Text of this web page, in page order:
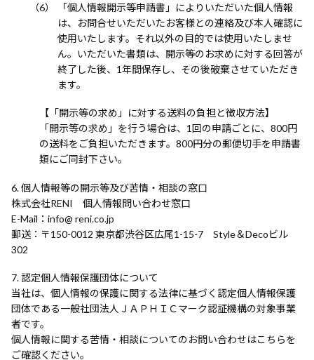
「個人情報開示等申請書」によりいただいた個人情報
は、お問合せいただいたお客様との連絡及び本人確認に
使用いたします。それ以外の目的では使用いたしませ
ん。いただいた書類は、開示等のお求めに対する回答が
終了した後、1年間保存し、その後破棄させていただき
ます。
【「開示等の求め」に対する送料の負担と徴収方法】
「開示等の求め」を行う場合は、1回の申請ごとに、800円
の送料をご負担いただきます。800円分の郵便切手を申請書
類にご同封下さい。
個人情報等の開示等及び苦情・相談の窓口
株式会社RENI 個人情報問い合わせ窓口
E-Mail
info@ reni.co.jp
郵送
〒150-0012 東京都渋谷区広尾1-15-7 Style＆Decoビル
302
認定個人情報保護団体について
当社は、個人情報の保護に関する法律に基づく認定個人情報保護
団体である一般社団法人ＪＡＰＨＩＣマーク認証機構の対象事業
者です。
個人情報に関する苦情・相談についてのお問い合わせはこちらを
ご確認ください。